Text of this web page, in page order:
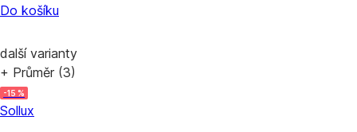
Do košíku
další varianty
+ Průměr (3)
-15 %
Sollux